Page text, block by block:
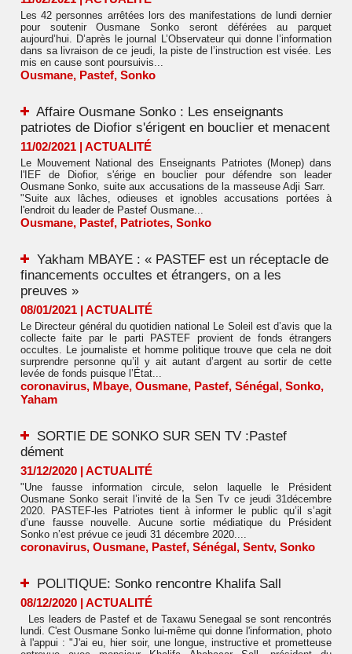
Les 42 personnes arrêtées lors des manifestations de lundi dernier
pour soutenir Ousmane Sonko seront déférées au parquet
aujourd’hui. D’après le journal L’Observateur qui donne l’information
dans sa livraison de ce jeudi, la piste de l’instruction est visée. Les
mis en cause sont poursuivis...
Ousmane, Pastef, Sonko
Affaire Ousmane Sonko : Les enseignants
patriotes de Diofior s'érigent en bouclier et menacent
11/02/2021 | ACTUALITÉ
Le Mouvement National des Enseignants Patriotes (Monep) dans
l'IEF de Diofior, s'érige en bouclier pour défendre son leader
Ousmane Sonko, suite aux accusations de la masseuse Adji Sarr.
"Suite aux lâches, odieuses et ignobles accusations portées à
l'endroit du leader de Pastef Ousmane...
Ousmane, Pastef, Patriotes, Sonko
Yakham MBAYE : « PASTEF est un réceptacle de
financements occultes et étrangers, on a les
preuves »
08/01/2021 | ACTUALITÉ
Le Directeur général du quotidien national Le Soleil est d’avis que la
collecte faite par le parti PASTEF provient de fonds étrangers
occultes. Le journaliste et homme politique trouve que cela ne doit
surprendre personne qu’il y ait autant d’argent au sortir de cette
levée de fonds puisque l’État...
coronavirus, Mbaye, Ousmane, Pastef, Sénégal, Sonko,
Yaham
SORTIE DE SONKO SUR SEN TV :Pastef
dément
31/12/2020 | ACTUALITÉ
"Une fausse information circule, selon laquelle le Président
Ousmane Sonko serait l’invité de la Sen Tv ce jeudi 31décembre
2020. PASTEF-les Patriotes tient à informer le public qu’il s’agit
d’une fausse nouvelle. Aucune sortie médiatique du Président
Sonko n’est prévue ce jeudi 31 décembre 2020....
coronavirus, Ousmane, Pastef, Sénégal, Sentv, Sonko
POLITIQUE: Sonko rencontre Khalifa Sall
08/12/2020 | ACTUALITÉ
Les leaders de Pastef et de Taxawu Senegaal se sont rencontrés
lundi. C'est Ousmane Sonko lui-même qui donne l'information, photo
à l'appui : "J'ai eu, hier soir, une longue, instructive et prometteuse